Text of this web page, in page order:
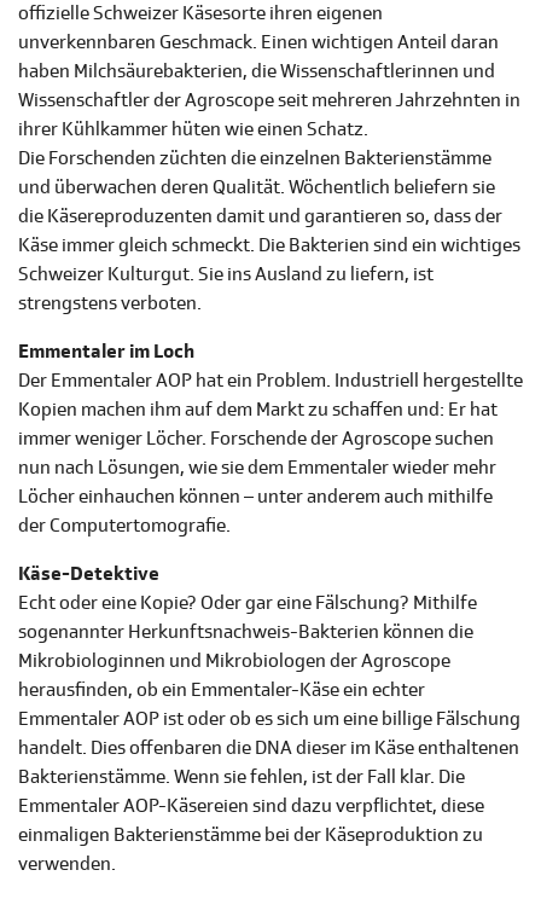
offizielle Schweizer Käsesorte ihren eigenen
unverkennbaren Geschmack. Einen wichtigen Anteil daran
haben Milchsäurebakterien, die Wissenschaftlerinnen und
Wissenschaftler der Agroscope seit mehreren Jahrzehnten in
ihrer Kühlkammer hüten wie einen Schatz.
Die Forschenden züchten die einzelnen Bakterienstämme
und überwachen deren Qualität. Wöchentlich beliefern sie
die Käsereproduzenten damit und garantieren so, dass der
Käse immer gleich schmeckt. Die Bakterien sind ein wichtiges
Schweizer Kulturgut. Sie ins Ausland zu liefern, ist
strengstens verboten.
Emmentaler im Loch
Der Emmentaler AOP hat ein Problem. Industriell hergestellte
Kopien machen ihm auf dem Markt zu schaffen und: Er hat
immer weniger Löcher. Forschende der Agroscope suchen
nun nach Lösungen, wie sie dem Emmentaler wieder mehr
Löcher einhauchen können – unter anderem auch mithilfe
der Computertomografie.
Käse-Detektive
Echt oder eine Kopie? Oder gar eine Fälschung? Mithilfe
sogenannter Herkunftsnachweis-Bakterien können die
Mikrobiologinnen und Mikrobiologen der Agroscope
herausfinden, ob ein Emmentaler-Käse ein echter
Emmentaler AOP ist oder ob es sich um eine billige Fälschung
handelt. Dies offenbaren die DNA dieser im Käse enthaltenen
Bakterienstämme. Wenn sie fehlen, ist der Fall klar. Die
Emmentaler AOP-Käsereien sind dazu verpflichtet, diese
einmaligen Bakterienstämme bei der Käseproduktion zu
verwenden.